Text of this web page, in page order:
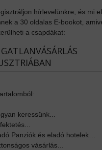
hírlevelünkre, és mi
a 30 oldalas E-bookot,
a csapdákat:
keressünk...
Panziók és eladó hotelek…
vásárlás...